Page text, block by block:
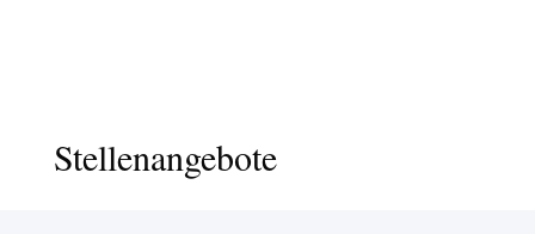
Stellenangebote